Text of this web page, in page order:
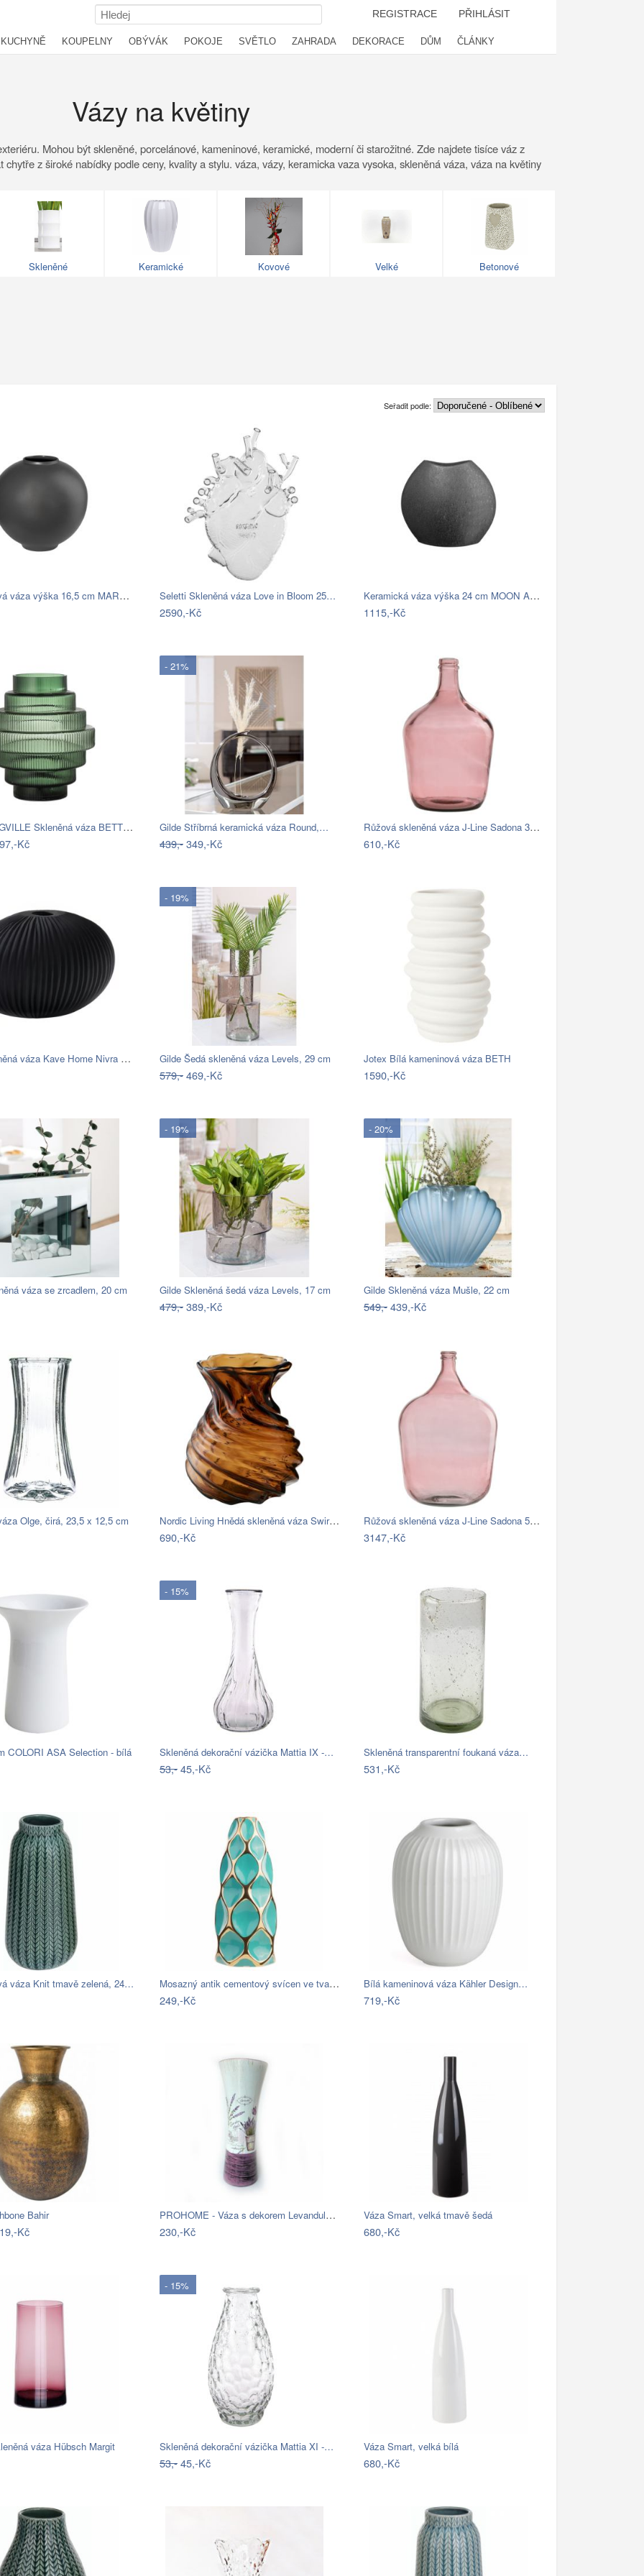
REGISTRACE PŘIHLÁSIT
KUCHYNĚ KOUPELNY OBÝVÁK POKOJE SVĚTLO ZAHRADA DEKORACE DŮM ČLÁNKY
Vázy na květiny
Mohou být skleněné, porcelánové, kameninové, keramické, moderní či starožitné. Zde najdete tisíce váz z
z široké nabídky podle ceny, kvality a stylu. váza, vázy, keramicka vaza vysoka, skleněná váza, váza na květiny
Skleněné Keramické Kovové Velké Betonové
Seřadit podle:
Kameninová váza výška 16,5 cm MARA ASA… Seletti Skleněná váza Love in Bloom 25…
2590,-Kč
Keramická váza výška 24 cm MOON ASA…
1115,-Kč
BLOOMINGVILLE Skleněná váza BETTIE…
Kč
- 21%
Gilde Stříbrná keramická váza Round,…
439,-349,-Kč
Růžová skleněná váza J-Line Sadona 30 cm
610,-Kč
Šedá skleněná váza Kave Home Nivra 15 cm
- 19%
Gilde Šedá skleněná váza Levels, 29 cm
579,-469,-Kč
Jotex Bílá kameninová váza BETH
1590,-Kč
váza se zrcadlem, 20 cm
- 19%
Gilde Skleněná šedá váza Levels, 17 cm
479,-389,-Kč
- 20%
Gilde Skleněná váza Mušle, 22 cm
549,-439,-Kč
Olge, čirá, 23,5 x 12,5 cm Nordic Living Hnědá skleněná váza Swirl…
690,-Kč
Růžová skleněná váza J-Line Sadona 55 cm
3147,-Kč
COLORI ASA Selection - bílá
- 15%
Skleněná dekorační vázička Mattia IX -…
53,-45,-Kč
Skleněná transparentní foukaná váza…
531,-Kč
váza Knit tmavě zelená, 24… Mosazný antik cementový svícen ve tvaru…
249,-Kč
Bílá kameninová váza Kähler Design…
719,-Kč
Bahir
Kč
PROHOME - Váza s dekorem Levandule 29cm
230,-Kč
Váza Smart, velká tmavě šedá
680,-Kč
váza Hübsch Margit
- 15%
Skleněná dekorační vázička Mattia XI -…
53,-45,-Kč
Váza Smart, velká bílá
680,-Kč